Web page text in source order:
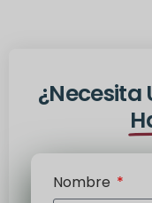
¿Necesita
Nombre